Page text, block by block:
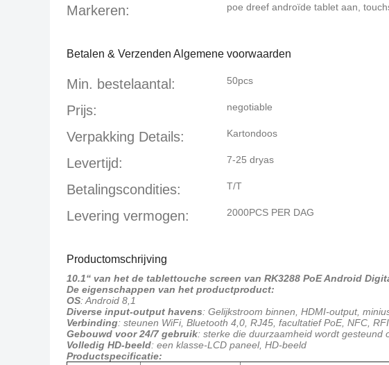
Markeren: poe dreef androïde tablet aan
Betalen & Verzenden Algemene voorwaarden
Min. bestelaantal: 50pcs
Prijs: negotiable
Verpakking Details: Kartondoos
Levertijd: 7-25 dryas
Betalingscondities: T/T
Levering vermogen: 2000PCS PER DAG
Productomschrijving
10.1“ van het de tablettouche screen van RK3288 PoE Android
De eigenschappen van het productproduct:
OS: Android 8,1
Diverse input-output havens: Gelijkstroom binnen, HDMI-output,
Verbinding: steunen WiFi, Bluetooth 4,0, RJ45, facultatief PoE, NFC,
Gebouwd voor 24/7 gebruik: sterke die duurzaamheid wordt
Volledig HD-beeld: een klasse-LCD paneel, HD-beeld
Productspecificatie: